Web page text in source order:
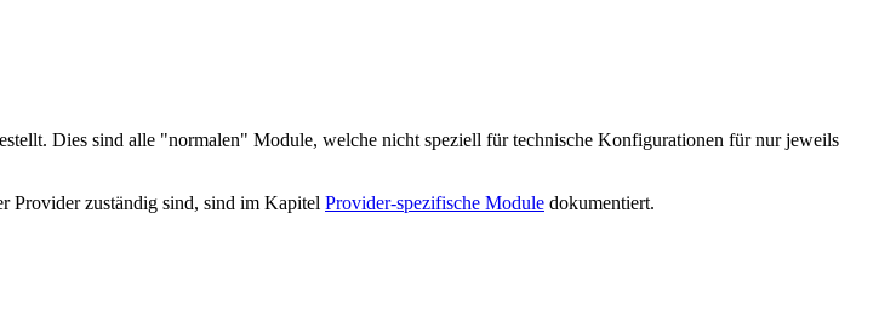
Dies sind alle "normalen" Module, welche nicht speziell für technische Konfigurationen für nur jeweils
zuständig sind, sind im Kapitel Provider-spezifische Module dokumentiert.